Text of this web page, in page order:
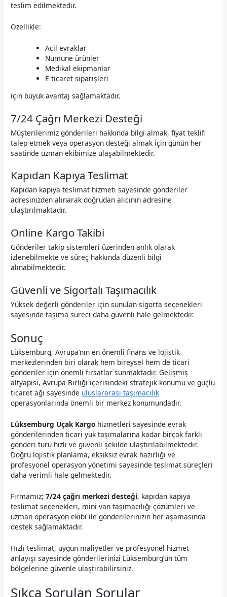
teslim edilmektedir.
Özellikle:
Acil evraklar
Numune ürünler
Medikal ekipmanlar
E-ticaret siparişleri
için büyük avantaj sağlamaktadır.
7/24 Çağrı Merkezi Desteği
Müşterilerimiz gönderileri hakkında bilgi almak, fiyat teklifi
talep etmek veya operasyon desteği almak için günün her
saatinde uzman ekibimize ulaşabilmektedir.
Kapıdan Kapıya Teslimat
Kapıdan kapıya teslimat hizmeti sayesinde gönderiler
adresinizden alınarak doğrudan alıcının adresine
ulaştırılmaktadır.
Online Kargo Takibi
Gönderiler takip sistemleri üzerinden anlık olarak
izlenebilmekte ve süreç hakkında düzenli bilgi
alınabilmektedir.
Güvenli ve Sigortalı Taşımacılık
Yüksek değerli gönderiler için sunulan sigorta seçenekleri
sayesinde taşıma süreci daha güvenli hale gelmektedir.
Sonuç
Lüksemburg, Avrupa’nın en önemli finans ve lojistik
merkezlerinden biri olarak hem bireysel hem de ticari
gönderiler için önemli fırsatlar sunmaktadır. Gelişmiş
altyapısı, Avrupa Birliği içerisindeki stratejik konumu ve güçlü
ticaret ağı sayesinde uluslararası taşımacılık
operasyonlarında önemli bir merkez konumundadır.
Lüksemburg Uçak Kargo hizmetleri sayesinde evrak
gönderilerinden ticari yük taşımalarına kadar birçok farklı
gönderi türü hızlı ve güvenli şekilde ulaştırılabilmektedir.
Doğru lojistik planlama, eksiksiz evrak hazırlığı ve
profesyonel operasyon yönetimi sayesinde teslimat süreçleri
daha verimli hale gelmektedir.
Firmamız;7/24 çağrı merkezi desteği, kapıdan kapıya
teslimat seçenekleri, mini van taşımacılığı çözümleri ve
uzman operasyon ekibi ile gönderilerinizin her aşamasında
destek sağlamaktadır.
Hızlı teslimat, uygun maliyetler ve profesyonel hizmet
anlayışı sayesinde gönderilerinizi Lüksemburg’un tüm
bölgelerine güvenle ulaştırabilirsiniz.
Sıkça Sorulan Sorular